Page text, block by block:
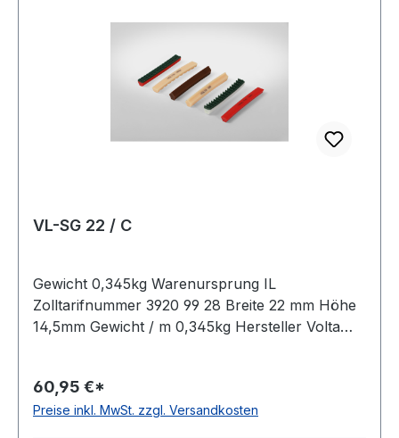
VL-SG 22 / C
Gewicht 0,345kg Warenursprung IL
Zolltarifnummer 3920 99 28 Breite 22 mm Höhe
14,5mm Gewicht / m 0,345kg Hersteller Volta
FDA-Zulassung ja Zugstrang nein Shorehärte
80° Shore A
60,95 €*
Preise inkl. MwSt. zzgl. Versandkosten